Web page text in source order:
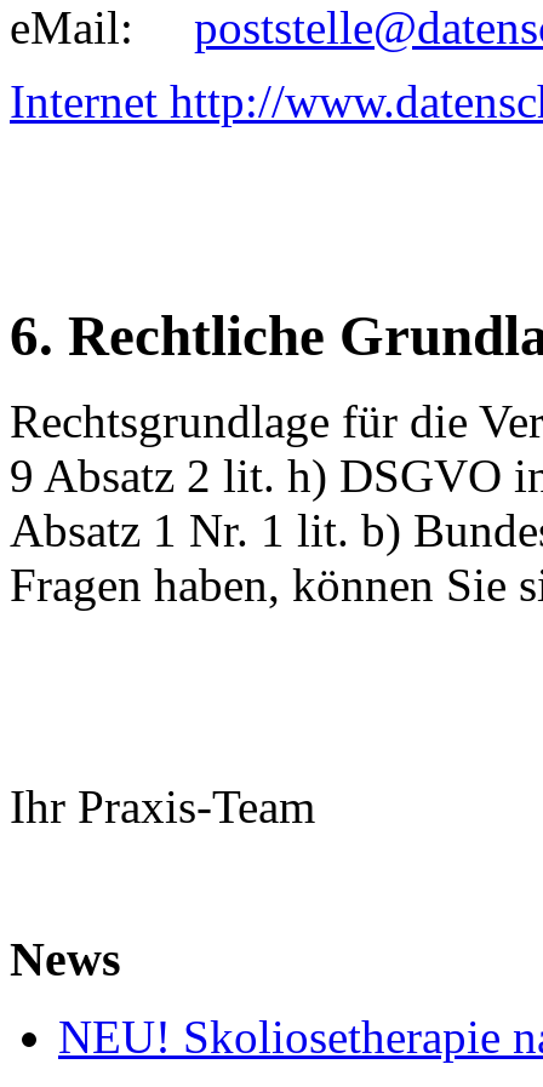
eMail:
Internet http://
6. Rechtliche
Rechtsgrundlage für die
9 Absatz 2 lit. h) DSGVO
Absatz 1 Nr. 1 lit. b)
Fragen haben, können Sie
Ihr Praxis-Team
News
NEU! Skoliosetherapie